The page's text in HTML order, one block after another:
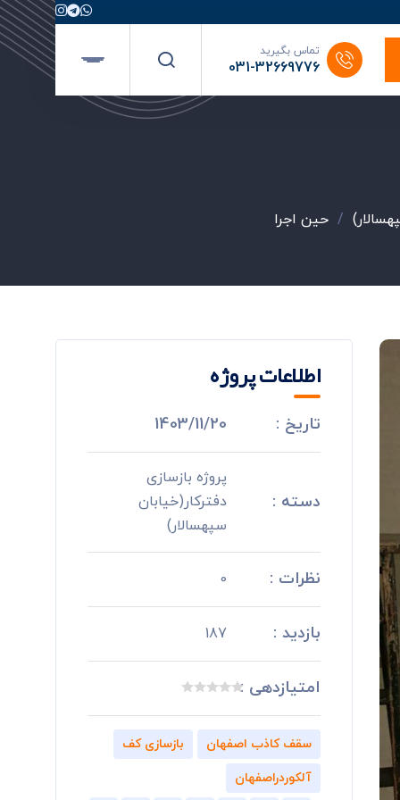
تماس بگیرید
031-32669776
/ حین اجرا
اطلاعات پروژه
تاریخ : 1403/11/20
دسته :
پروژه بازسازی
دفترکار(خیابان
سپهسالار)
نظرات : 0
بازدید : 187
امتیازدهی :
سقف کاذب اصفهان
بازسازی کف
آلکوردراصفهان